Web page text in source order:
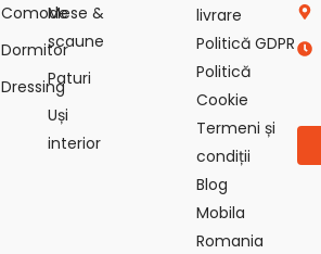
Comode
Dormitor
Dressing
Mese &
scaune
Paturi
Uși
interior
livrare
Politică GDPR
Politică
Cookie
Termeni și
condiții
Blog
Mobila
Romania